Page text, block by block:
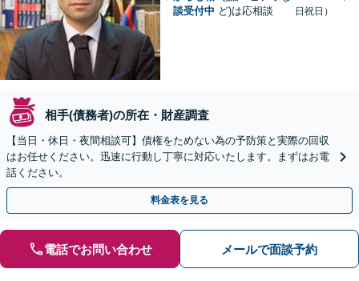
談受付中 ど)は応相談
日祝日）
相手(債務者)の所在・財産調査
【当日・休日・夜間相談可】債権をためない為の予防策と実際の回収
はお任せください。迅速に行動し丁寧に対応いたします。まずはお電
話ください。
料金表を見る
電話でお問い合わせ メールで面談予約